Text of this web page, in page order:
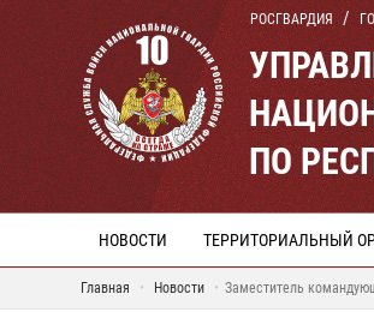
РОСГВАРДИЯ
ПО
НОВОСТИ ТЕРРИТОРИАЛЬНЫЙ
Главная Новости Заместитель